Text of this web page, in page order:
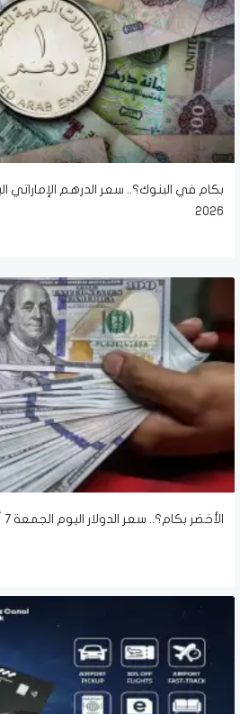
2026
الأخضر بكام؟.. سعر الدولار اليوم الجمعة 7 أغسطس 2026 في البنوك